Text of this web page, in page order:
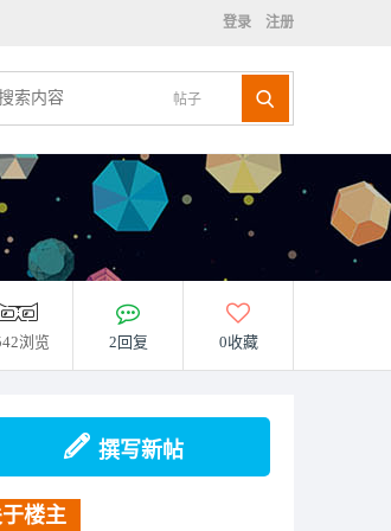
登录 注册
帖子
浏览 2回复 0收藏
撰写新帖
楼主